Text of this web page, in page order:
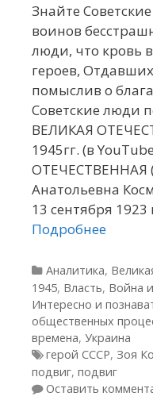
Знайте
воинов
люди, что кровь
героев,
помыслив о
Советские люди
ВЕЛИКАЯ
1945гг. (в
ОТЕЧЕСТВЕННАЯ
Анатольевна
13 сентября
Подробнее
Рубрики
Аналитика,
1945, Власть, Война
Интересно и
общественных
времена, Украина
Метки
герой СССР, Зоя
подвиг, подвиг
Оставить